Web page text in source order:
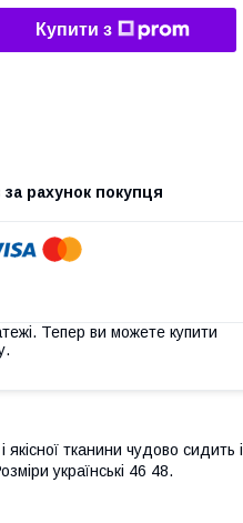
Купити з
за рахунок покупця
Тепер ви можете купити
тканини чудово сидить і
українські 46 48.